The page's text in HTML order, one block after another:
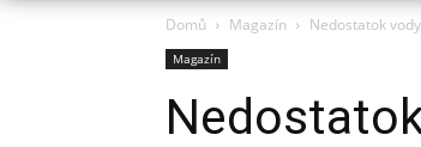
Domů Magazín Nedostatok
Magazín